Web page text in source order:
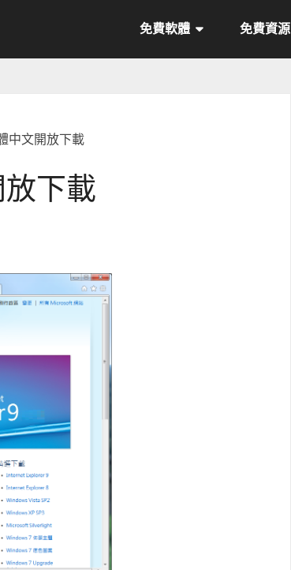
免費軟體 免費資源
中文開放下載
下載